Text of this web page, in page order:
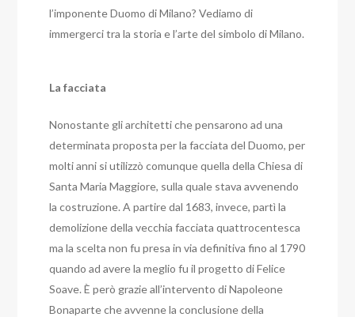
l’imponente Duomo di Milano? Vediamo di
immergerci tra la storia e l’arte del simbolo di Milano.
La facciata
Nonostante gli architetti che pensarono ad una
determinata proposta per la facciata del Duomo, per
molti anni si utilizzò comunque quella della Chiesa di
Santa Maria Maggiore, sulla quale stava avvenendo
la costruzione. A partire dal 1683, invece, partì la
demolizione della vecchia facciata quattrocentesca
ma la scelta non fu presa in via definitiva fino al 1790
quando ad avere la meglio fu il progetto di Felice
Soave. È però grazie all’intervento di Napoleone
Bonaparte che avvenne la conclusione della